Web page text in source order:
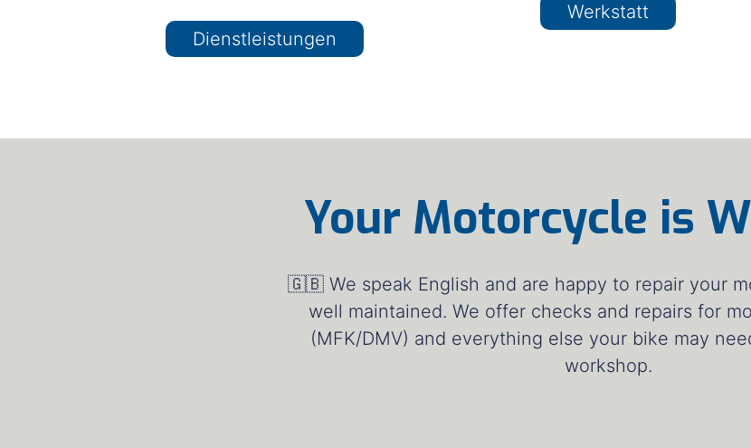
Dienstleistungen
Werkstatt
Your Motorcycle is
🇬🇧 We speak English and are happy to repair your
well maintained. We offer checks and repairs for
(MFK/DMV) and everything else your bike may
workshop.